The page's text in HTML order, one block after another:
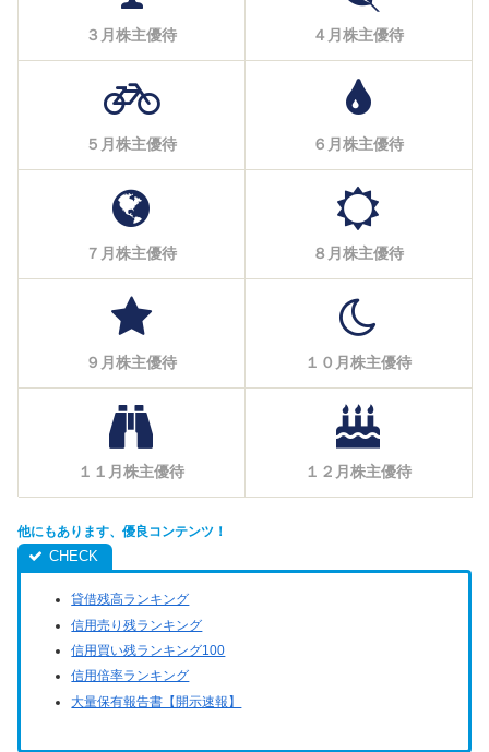
３月株主優待 ４月株主優待
５月株主優待 ６月株主優待
７月株主優待 ８月株主優待
９月株主優待 １０月株主優待
１１月株主優待 １２月株主優待
他にもあります、優良コンテンツ！
貸借残高ランキング
信用売り残ランキング
信用買い残ランキング100
信用倍率ランキング
大量保有報告書【開示速報】